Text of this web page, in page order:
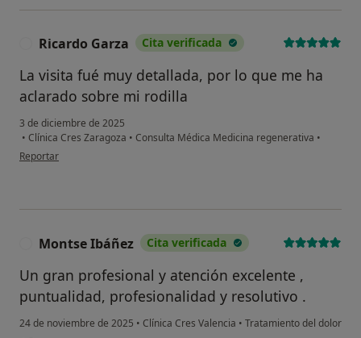
Ricardo Garza Cita verificada
La visita fué muy detallada, por lo que me ha
aclarado sobre mi rodilla
3 de diciembre de 2025
• Clínica Cres Zaragoza • Consulta Médica Medicina regenerativa •
en opinión del usuario Ricardo Garza
Reportar
Montse Ibáñez Cita verificada
Un gran profesional y atención excelente ,
puntualidad, profesionalidad y resolutivo .
24 de noviembre de 2025 • Clínica Cres Valencia • Tratamiento del dolor